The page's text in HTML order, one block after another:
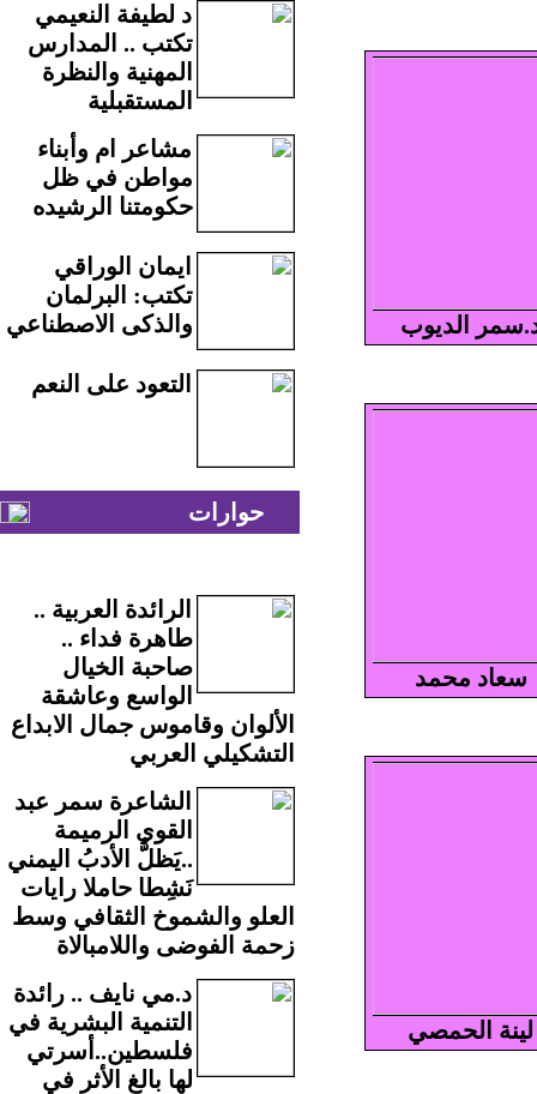
الديوب
سعاد محمد
لينة الحمصي
د لطيفة النعيمي
تكتب .. المدارس
المهنية والنظرة
المستقبلية
مشاعر ام وأبناء
مواطن في ظل
حكومتنا الرشيده
ايمان الوراقي
تكتب: البرلمان
والذكى الاصطناعي
التعود على النعم
حوارات
الرائدة العربية ..
طاهرة فداء ..
صاحبة الخيال
الواسع وعاشقة
الألوان وقاموس جمال الابداع
التشكيلي العربي
الشاعرة سمر عبد
القوي الرميمة
..يَظلُّ الأدبُ اليمني
نَشِطا حاملا رايات
العلو والشموخ الثقافي وسط
زحمة الفوضى واللامبالاة
د.مي نايف .. رائدة
التنمية البشرية في
فلسطين..أسرتي
لها بالغ الأثر في